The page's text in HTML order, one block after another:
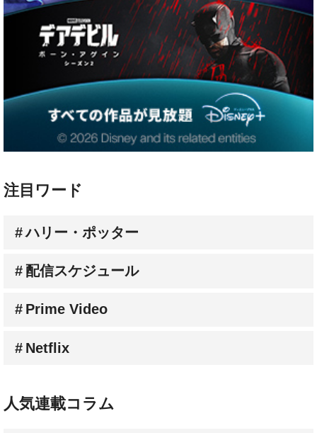
注目ワード
ハリー・ポッター
配信スケジュール
Prime Video
Netflix
林家たい平のスクリーンに乾杯！《動画》